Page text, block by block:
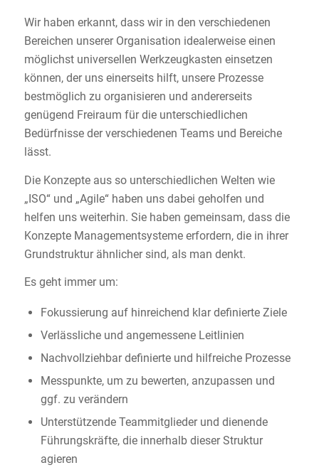
Wir haben erkannt, dass wir in den verschiedenen
Bereichen unserer Organisation idealerweise einen
möglichst universellen Werkzeugkasten einsetzen
können, der uns einerseits hilft, unsere Prozesse
bestmöglich zu organisieren und andererseits
genügend Freiraum für die unterschiedlichen
Bedürfnisse der verschiedenen Teams und Bereiche
lässt.
Die Konzepte aus so unterschiedlichen Welten wie
„ISO“ und „Agile“ haben uns dabei geholfen und
helfen uns weiterhin. Sie haben gemeinsam, dass die
Konzepte Managementsysteme erfordern, die in ihrer
Grundstruktur ähnlicher sind, als man denkt.
Es geht immer um:
Fokussierung auf hinreichend klar definierte Ziele
Verlässliche und angemessene Leitlinien
Nachvollziehbar definierte und hilfreiche Prozesse
Messpunkte, um zu bewerten, anzupassen und
ggf. zu verändern
Unterstützende Teammitglieder und dienende
Führungskräfte, die innerhalb dieser Struktur
agieren